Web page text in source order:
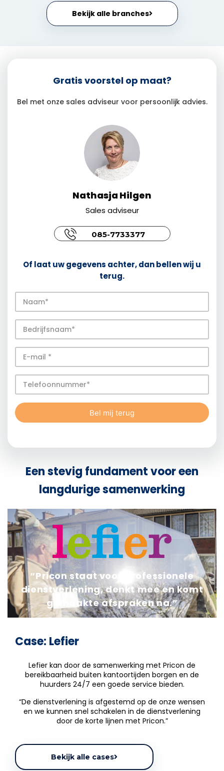
Bekijk alle branches
Gratis voorstel op maat?
Bel met onze sales adviseur voor persoonlijk advies.
Nathasja Hilgen
Sales adviseur
085-7733377
Of laat uw gegevens achter, dan bellen wij u
terug.
Bel mij terug
Een stevig fundament voor een
langdurige samenwerking
“Pricon staat voor professionele
dienstverlening, denkt mee en komt
gemaakte afspraken na.”
Case: Lefier
Lefier kan door de samenwerking met Pricon de
bereikbaarheid buiten kantoortijden borgen en de
huurders 24/7 een goede service bieden.
“De dienstverlening is afgestemd op de onze wensen
en we kunnen snel schakelen in de dienstverlening
door de korte lijnen met Pricon.”
Bekijk alle cases